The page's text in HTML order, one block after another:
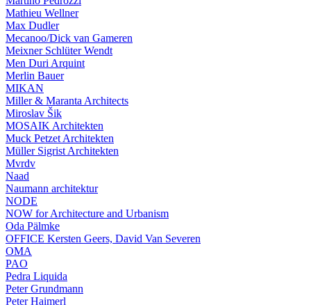
Mathieu Wellner
Max Dudler
Mecanoo/Dick van Gameren
Meixner Schlüter Wendt
Men Duri Arquint
Merlin Bauer
MIKAN
Miller & Maranta Architects
Miroslav Šik
MOSAIK Architekten
Muck Petzet Architekten
Müller Sigrist Architekten
Mvrdv
Naad
Naumann architektur
NODE
NOW for Architecture and Urbanism
Oda Pälmke
OFFICE Kersten Geers, David Van Severen
OMA
PAO
Pedra Liquida
Peter Grundmann
Peter Haimerl